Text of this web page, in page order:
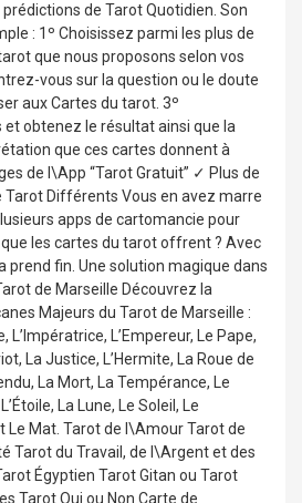
de Tarot Quotidien. Son
: 1º Choisissez parmi les plus de
que nous proposons selon vos
vous sur la question ou le doute
aux Cartes du tarot. 3º
obtenez le résultat ainsi que la
que ces cartes donnent à
de l\App “Tarot Gratuit” ✓ Plus de
Tarot Différents Vous en avez marre
apps de cartomancie pour
les cartes du tarot offrent ? Avec
prend fin. Une solution magique dans
de Marseille Découvrez la
Majeurs du Tarot de Marseille :
L’Impératrice, L’Empereur, Le Pape,
La Justice, L’Hermite, La Roue de
La Mort, La Tempérance, Le
La Lune, Le Soleil, Le
Le Mat. Tarot de l\Amour Tarot de
Tarot du Travail, de l\Argent et des
Égyptien Tarot Gitan ou Tarot
Tarot Oui ou Non Carte de